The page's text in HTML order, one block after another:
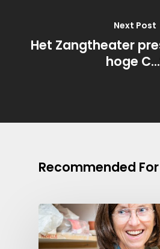
Next Post
Het Zangtheater
hoge
Recommended